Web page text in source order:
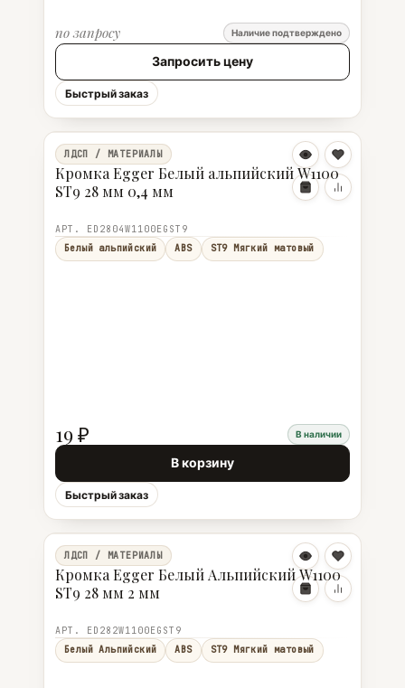
по запросу Наличие подтверждено
Запросить цену
Быстрый заказ
ЛДСП / МАТЕРИАЛЫ
Кромка Egger Белый альпийский W1100
ST9 28 мм 0,4 мм
АРТ. ED2804W1100EGST9
Белый альпийский
ABS ST9 Мягкий матовый
19 ₽ В наличии
В корзину
Быстрый заказ
ЛДСП / МАТЕРИАЛЫ
Кромка Egger Белый Альпийский W1100
ST9 28 мм 2 мм
АРТ. ED282W1100EGST9
Белый Альпийский
ABS ST9 Мягкий матовый